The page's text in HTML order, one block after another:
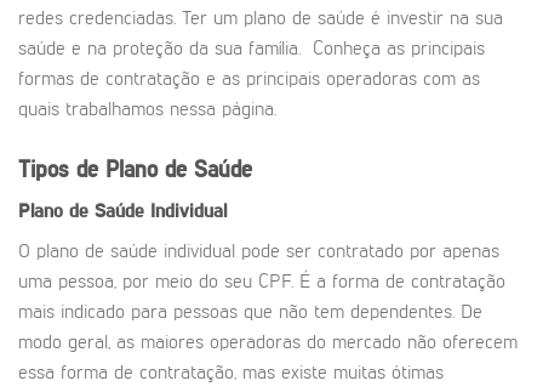
redes credenciadas. Ter um plano de saúde é investir na sua
saúde e na proteção da sua família. Conheça as principais
formas de contratação e as principais operadoras com as
quais trabalhamos nessa página.
Tipos de Plano de Saúde
Plano de Saúde Individual
O plano de saúde individual pode ser contratado por apenas
uma pessoa, por meio do seu CPF. É a forma de contratação
mais indicado para pessoas que não tem dependentes. De
modo geral, as maiores operadoras do mercado não oferecem
essa forma de contratação, mas existe muitas ótimas